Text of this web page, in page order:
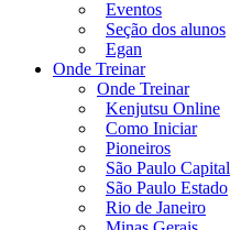
Eventos
Seção dos alunos
Egan
Onde Treinar
Onde Treinar
Kenjutsu Online
Como Iniciar
Pioneiros
São Paulo Capital
São Paulo Estado
Rio de Janeiro